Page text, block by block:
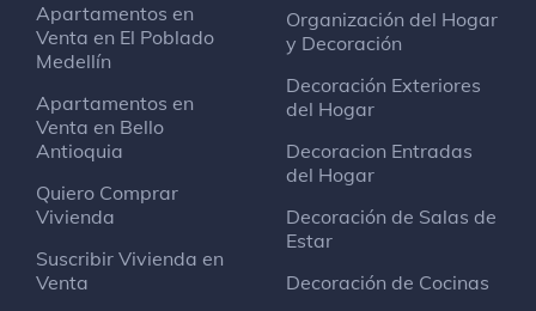
Apartamentos en
Venta en El Poblado
Medellín
Apartamentos en
Venta en Bello
Antioquia
Quiero Comprar
Vivienda
Suscribir Vivienda en
Venta
Organización del Hogar
y Decoración
Decoración Exteriores
del Hogar
Decoracion Entradas
del Hogar
Decoración de Salas de
Estar
Decoración de Cocinas